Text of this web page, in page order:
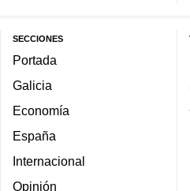
SECCIONES
Portada
Galicia
Economía
España
Internacional
Opinión